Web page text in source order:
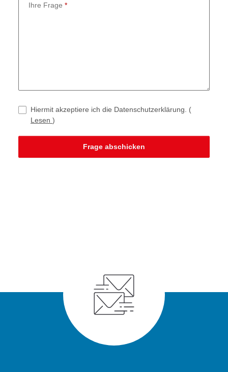
Ihre Frage
Hiermit akzeptiere ich die Datenschutzerklärung. (
Lesen )
Frage abschicken